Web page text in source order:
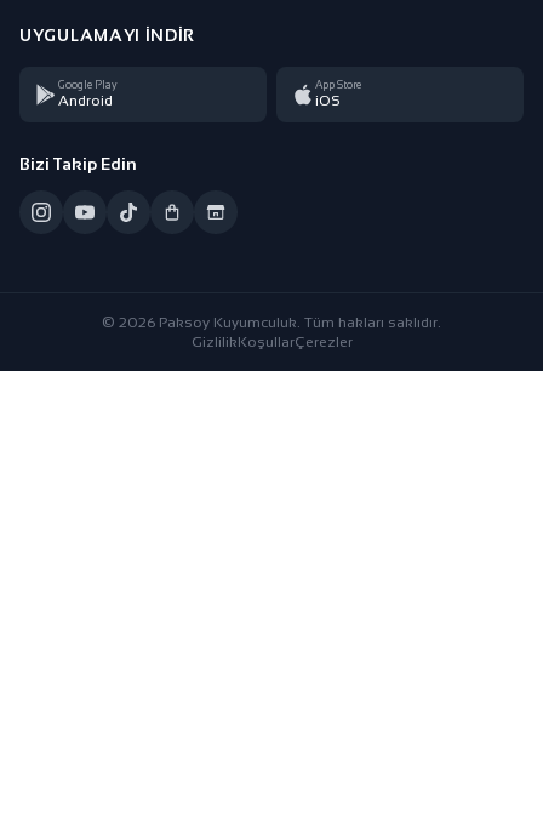
UYGULAMAYI İNDIR
Google Play
Android
App Store
iOS
Bizi Takip Edin
© 2026 Paksoy Kuyumculuk. Tüm hakları saklıdır.
GizlilikKoşullarÇerezler